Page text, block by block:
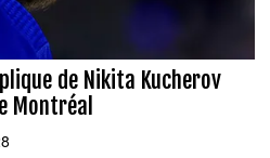
de Nikita Kucherov
Montréal